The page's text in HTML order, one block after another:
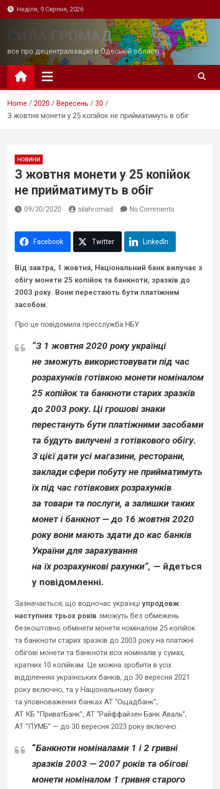
Skip
to
Неділя, 9 Серпня, 2026
СИЛА ГРОМАД
все про децентралізацію в Одеській області
Home 2020 Вересень
30
З жовтня монети у 25 копійок не прийматимуть в обіг
НОВИНИ
З жовтня монети у 25 копійок
не прийматимуть в обіг
09/30/2020 silahromad No Comments
Facebook Twitter LinkedIn
Від завтра, 1 жовтня, Національний банк вилучає з
обігу монети 25 копійок та банкноти, зразків до
2003 року. Вони перестають бути платіжним
засобом.
Про це повідомила пресслужба НБУ.
“З 1 жовтня 2020 року українці
не зможуть використовувати під час
розрахунків готівкою монети номіналом
25 копійок та банкноти старих зразків
до 2003 року. Ці грошові знаки
перестануть бути платіжними засобами
та будуть вилучені з готівкового обігу.
З цієї дати усі магазини, ресторани,
заклади сфери побуту не прийматимуть
їх під час готівкових розрахунків
за товари та послуги, а залишки таких
монет і банкнот — до 16 жовтня 2020
року вони мають здати до кас банків
України для зарахування
на їх розрахункові рахунки”, — йдеться
у повідомленні.
Зазначається, що водночас українці упродовж
наступних трьох років зможуть без обмежень
безкоштовно обміняти монети номіналом 25 копійок
та банкноти старих зразків до 2003 року на платіжні
обігові монети та банкноти всіх номіналів у сумах,
кратних 10 копійкам. Це можна зробити в усіх
відділеннях українських банків, до 30 вересня 2021
року включно, та у Національному банку
та уповноважених банках АТ “Ощадбанк”,
АТ КБ “ПриватБанк”, АТ “Райффайзен Банк Аваль”,
АТ “ПУМБ” — до 30 вересня 2023 року включно.
“Банкноти номіналами 1 і 2 гривні
зразків 2003 — 2007 років та обігові
монети номіналом 1 гривня старого